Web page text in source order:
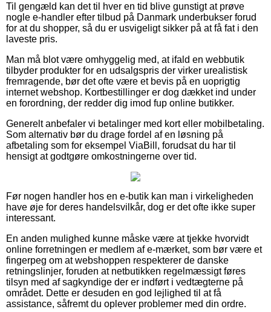
Til gengæld kan det til hver en tid blive gunstigt at prøve
nogle e-handler efter tilbud på Danmark underbukser forud
for at du shopper, så du er usvigeligt sikker på at få fat i den
laveste pris.
Man må blot være omhyggelig med, at ifald en webbutik
tilbyder produkter for en udsalgspris der virker urealistisk
fremragende, bør det ofte være et bevis på en uoprigtig
internet webshop. Kortbestillinger er dog dækket ind under
en forordning, der redder dig imod fup online butikker.
Generelt anbefaler vi betalinger med kort eller mobilbetaling.
Som alternativ bør du drage fordel af en løsning på
afbetaling som for eksempel ViaBill, forudsat du har til
hensigt at godtgøre omkostningerne over tid.
Før nogen handler hos en e-butik kan man i virkeligheden
have øje for deres handelsvilkår, dog er det ofte ikke super
interessant.
En anden mulighed kunne måske være at tjekke hvorvidt
online forretningen er medlem af e-mærket, som bør være et
fingerpeg om at webshoppen respekterer de danske
retningslinjer, foruden at netbutikken regelmæssigt føres
tilsyn med af sagkyndige der er indført i vedtægterne på
området. Dette er desuden en god lejlighed til at få
assistance, såfremt du oplever problemer med din ordre.